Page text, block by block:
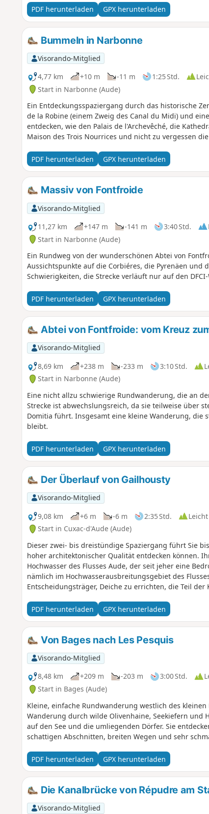
PDF herunterladen GPX herunterladen
Bummeln in Narbonne
Visorando-Mitglied
4,77 km
+10 m -11 m 1:25 Std.
Start in Narbonne (Aude)
Ein Entdeckungsspaziergang durch das historische
de la Robine (einem Zweig des Canal du Midi) und
entdecken, wie den Palais de l'Archevêché, die
Maison des Trois Nourrices und nicht zu vergessen
PDF herunterladen GPX herunterladen
Massiv von Fontfroide
Visorando-Mitglied
11,27 km
+147 m -141 m 3:40 Std.
Start in Narbonne (Aude)
Ein Rundweg von der wunderschönen Abtei von
Aussichtspunkte auf die Corbiéres, die Pyrenäen und
Schwierigkeiten, die Strecke verläuft nur auf den
PDF herunterladen GPX herunterladen
Abtei von Fontfroide: vom Kreuz
Visorando-Mitglied
8,69 km
+238 m -233 m 3:10 Std.
Start in Narbonne (Aude)
Eine nicht allzu schwierige Rundwanderung, die an
Strecke ist abwechslungsreich, da sie teilweise über
Domitia führt. Insgesamt eine kleine Wanderung, die
bleibt.
PDF herunterladen GPX herunterladen
Der Überlauf von Gailhousty
Visorando-Mitglied
9,08 km
+6 m -6 m 2:35 Std.
Leicht
Start in Cuxac-d'Aude (Aude)
Dieser zwei- bis dreistündige Spaziergang führt Sie
hoher architektonischer Qualität entdecken können.
Hochwasser des Flusses Aude, der seit jeher eine
nämlich im Hochwasserausbreitungsgebiet des
Entscheidungsträger, Deiche zu errichten, die Teil der
PDF herunterladen GPX herunterladen
Von Bages nach Les Pesquis
Visorando-Mitglied
8,48 km
+209 m -203 m 3:00 Std.
Start in Bages (Aude)
Kleine, einfache Rundwanderung westlich des
Wanderung durch wilde Olivenhaine, Seekiefern und
auf den See und die umliegenden Dörfer. Sie
schattigen Abschnitten, breiten Wegen und sehr
PDF herunterladen GPX herunterladen
Die Kanalbrücke von Répudre am
Visorando-Mitglied